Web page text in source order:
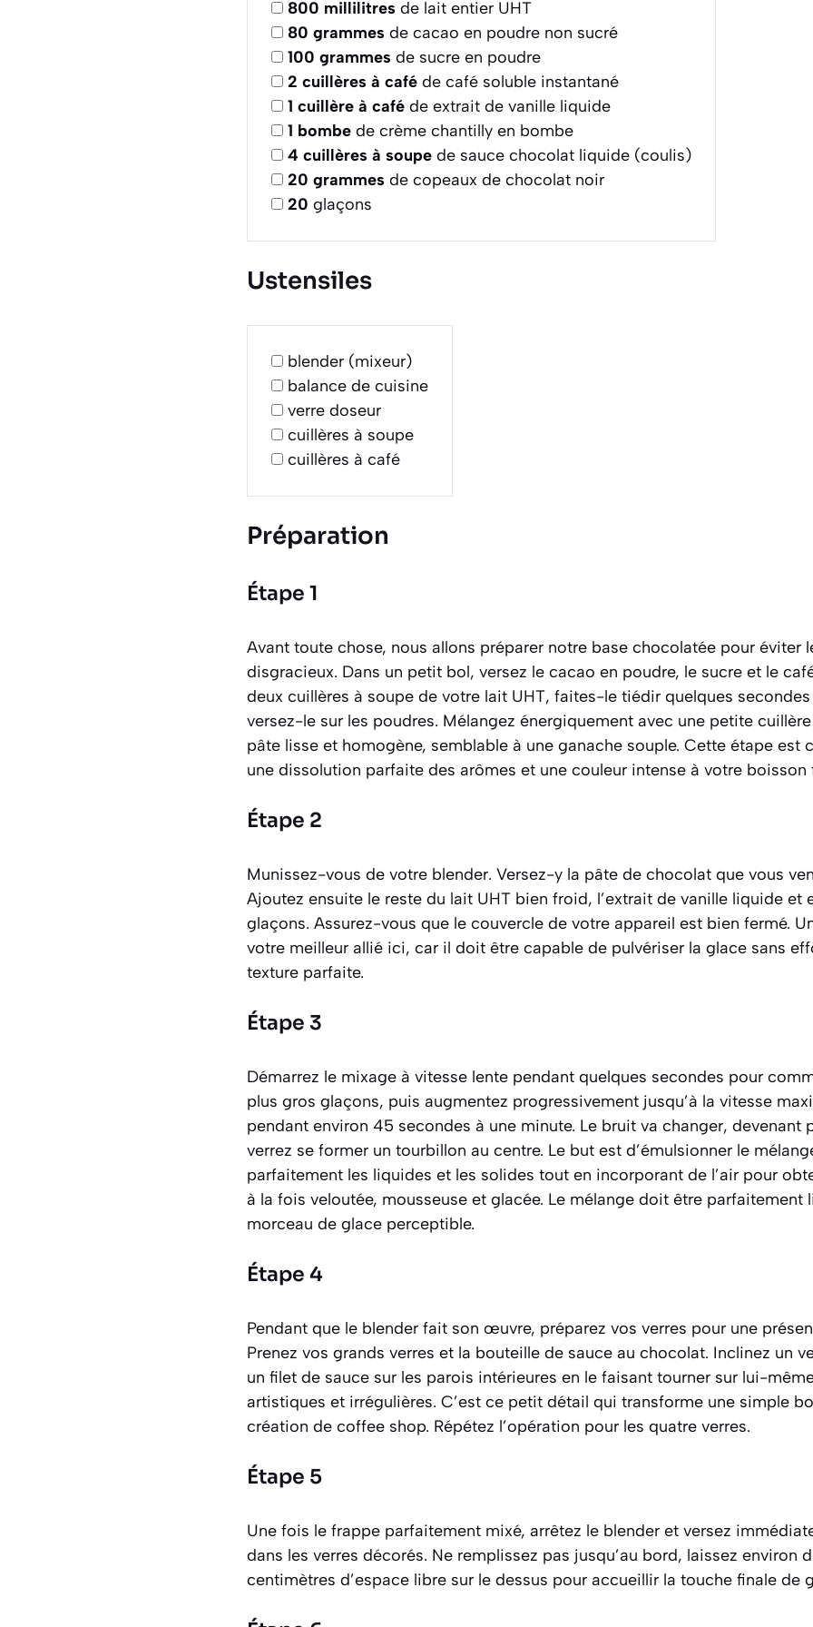
800 millilitres de lait entier UHT
80 grammes de cacao en poudre non sucré
100 grammes de sucre en poudre
2 cuillères à café de café soluble instantané
1 cuillère à café de extrait de vanille liquide
1 bombe de crème chantilly en bombe
4 cuillères à soupe de sauce chocolat liquide (coulis)
20 grammes de copeaux de chocolat noir
20 glaçons
Ustensiles
blender (mixeur)
balance de cuisine
verre doseur
cuillères à soupe
cuillères à café
Préparation
Étape 1
Avant toute chose, nous allons préparer notre base chocolatée pour éviter
disgracieux. Dans un petit bol, versez le cacao en poudre, le sucre et le
deux cuillères à soupe de votre lait UHT, faites-le tiédir quelques
versez-le sur les poudres. Mélangez énergiquement avec une petite
pâte lisse et homogène, semblable à une ganache souple. Cette étape est
une dissolution parfaite des arômes et une couleur intense à votre boisson
Étape 2
Munissez-vous de votre blender. Versez-y la pâte de chocolat que vous
Ajoutez ensuite le reste du lait UHT bien froid, l’extrait de vanille liquide et
glaçons. Assurez-vous que le couvercle de votre appareil est bien fermé.
votre meilleur allié ici, car il doit être capable de pulvériser la glace sans
texture parfaite.
Étape 3
Démarrez le mixage à vitesse lente pendant quelques secondes pour
plus gros glaçons, puis augmentez progressivement jusqu’à la vitesse
pendant environ 45 secondes à une minute. Le bruit va changer, devenant
verrez se former un tourbillon au centre. Le but est d’émulsionner le
parfaitement les liquides et les solides tout en incorporant de l’air pour
à la fois veloutée, mousseuse et glacée. Le mélange doit être parfaitement
morceau de glace perceptible.
Étape 4
Pendant que le blender fait son œuvre, préparez vos verres pour une
Prenez vos grands verres et la bouteille de sauce au chocolat. Inclinez un
un filet de sauce sur les parois intérieures en le faisant tourner sur lui-
artistiques et irrégulières. C’est ce petit détail qui transforme une simple
création de coffee shop. Répétez l’opération pour les quatre verres.
Étape 5
Une fois le frappe parfaitement mixé, arrêtez le blender et versez
dans les verres décorés. Ne remplissez pas jusqu’au bord, laissez environ
centimètres d’espace libre sur le dessus pour accueillir la touche finale de